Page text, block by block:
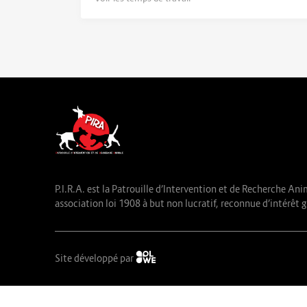
P.I.R.A. est la Patrouille d’Intervention et de Recherche
association loi 1908 à but non lucratif, reconnue d’intérêt
Site développé par